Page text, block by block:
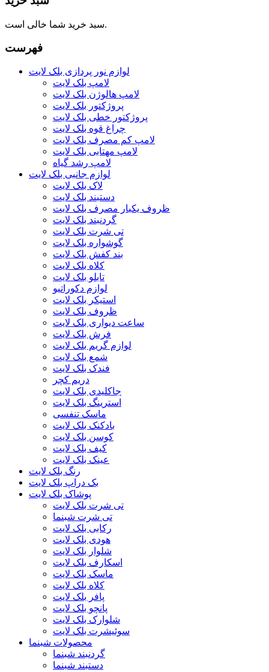
سبد خرید شما خالی است.
فهرست
لوازم نور پردازی بلک لایت
لامپ بلک لایت
لامپ هالوژن بلک لایت
پروژکتور بلک لایت
پروژکتور خطی بلک لایت
چراغ قوه بلک لایت
لامپ کم مصرف بلک لایت
لامپ مهتابی بلک لایت
لامپ رشد گیاه
لوازم جانبی بلک لایت
لاک بلک لایت
دستبند بلک لایت
ظروف یکبار مصرف بلک لایت
گردنبند بلک لایت
تی شرت بلک لایت
گوشواره بلک لایت
بند کفش بلک لایت
کلاه بلک لایت
تابلو بلک لایت
لوازم دکوراتیو
استیکر بلک لایت
ظروف بلک لایت
ساعت دیواری بلک لایت
فرش بلک لایت
لوازم گریم بلک لایت
شمع بلک لایت
فندک بلک لایت
دریم کچر
جاکلیدی بلک لایت
استرینگ بلک لایت
ماسک تنفسی
بادکنک بلک لایت
کوسن بلک لایت
کیف بلک لایت
عینک بلک لایت
رنگ بلک لایت
بک دراپ بلک لایت
پوشاک بلک لایت
تی شرت بلک لایت
تی شرت شبنما
رکابی بلک لایت
هودی بلک لایت
شلوار بلک لایت
اسکارف بلک لایت
ماسک بلک لایت
کلاه بلک لایت
پافر بلک لایت
پانچو بلک لایت
شلوارک بلک لایت
سوئیشرت بلک لایت
محصولات شبنما
گردنبند شبنما
دستبند شبنما